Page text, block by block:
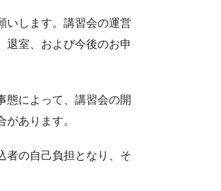
いします。講習会の運営
退室、および今後のお申
態によって、講習会の開
あります。
者の自己負担となり、そ